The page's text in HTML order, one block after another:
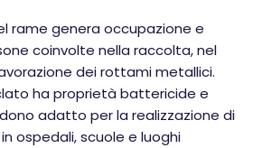
rame genera occupazione e
coinvolte nella raccolta, nel
dei rottami metallici.
ha proprietà battericide e
adatto per la realizzazione di
ospedali, scuole e luoghi